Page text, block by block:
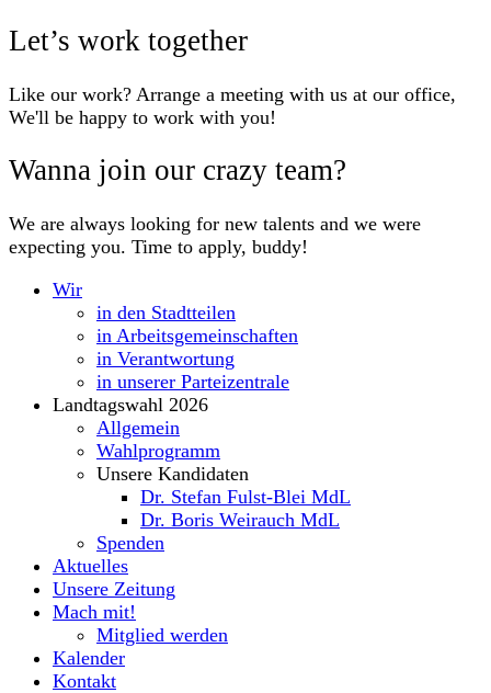
Let’s work together
Like our work? Arrange a meeting with us at our office,
We'll be happy to work with you!
Wanna join our crazy team?
We are always looking for new talents and we were
expecting you. Time to apply, buddy!
Wir
in den Stadtteilen
in Arbeitsgemeinschaften
in Verantwortung
in unserer Parteizentrale
Landtagswahl 2026
Allgemein
Wahlprogramm
Unsere Kandidaten
Dr. Stefan Fulst-Blei MdL
Dr. Boris Weirauch MdL
Spenden
Aktuelles
Unsere Zeitung
Mach mit!
Mitglied werden
Kalender
Kontakt